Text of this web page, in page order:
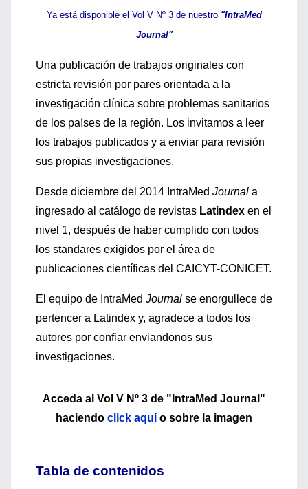
Ya está disponible el Vol V Nº 3 de nuestro "IntraMed
Journal"
Una publicación de trabajos originales con
estricta revisión por pares orientada a la
investigación clínica sobre problemas sanitarios
de los países de la región. Los invitamos a leer
los trabajos publicados y a enviar para revisión
sus propias investigaciones.
Desde diciembre del 2014 IntraMed Journal a
ingresado al catálogo de revistas Latindex en el
nivel 1, después de haber cumplido con todos
los standares exigidos por el área de
publicaciones científicas del CAICYT-CONICET.
El equipo de IntraMed Journal se enorgullece de
pertencer a Latindex y, agradece a todos los
autores por confiar enviandonos sus
investigaciones.
Acceda al Vol V Nº 3 de "IntraMed Journal"
haciendo click aquí o sobre la imagen
Tabla de contenidos